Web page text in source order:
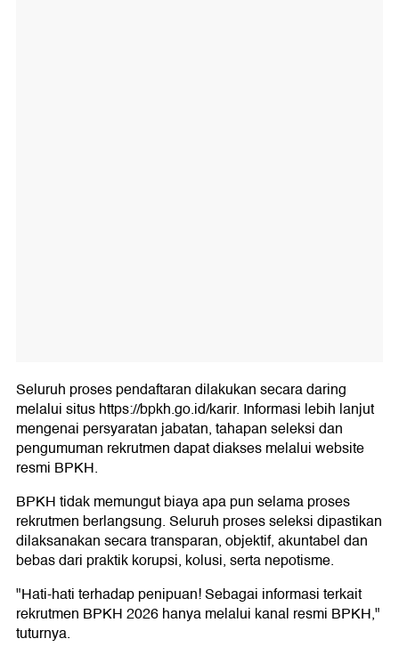
Seluruh proses pendaftaran dilakukan secara daring
melalui situs https://bpkh.go.id/karir. Informasi lebih lanjut
mengenai persyaratan jabatan, tahapan seleksi dan
pengumuman rekrutmen dapat diakses melalui website
resmi BPKH.
BPKH tidak memungut biaya apa pun selama proses
rekrutmen berlangsung. Seluruh proses seleksi dipastikan
dilaksanakan secara transparan, objektif, akuntabel dan
bebas dari praktik korupsi, kolusi, serta nepotisme.
"Hati-hati terhadap penipuan! Sebagai informasi terkait
rekrutmen BPKH 2026 hanya melalui kanal resmi BPKH,"
tuturnya.